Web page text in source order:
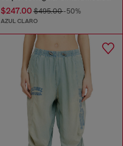
$247.00$495.00-50%
AZUL CLARO